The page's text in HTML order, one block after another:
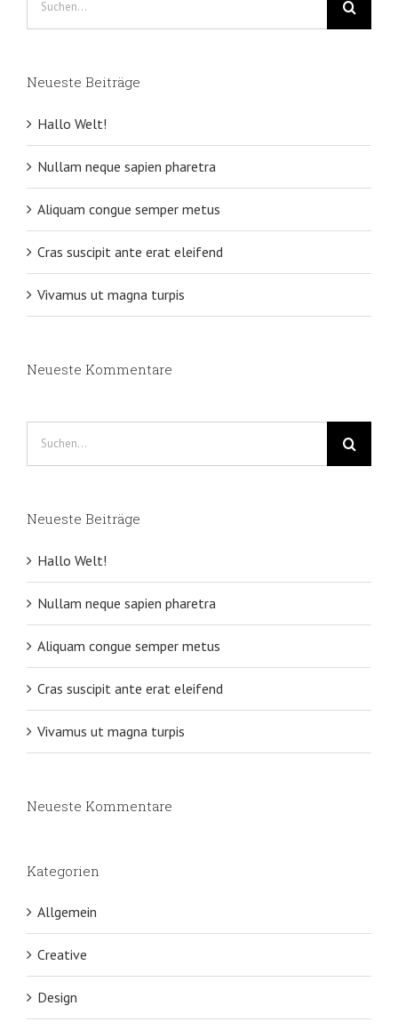
Neueste Beiträge
Hallo Welt!
Nullam neque sapien pharetra
Aliquam congue semper metus
Cras suscipit ante erat eleifend
Vivamus ut magna turpis
Neueste Kommentare
Neueste Beiträge
Hallo Welt!
Nullam neque sapien pharetra
Aliquam congue semper metus
Cras suscipit ante erat eleifend
Vivamus ut magna turpis
Neueste Kommentare
Kategorien
Allgemein
Creative
Design